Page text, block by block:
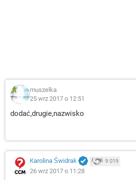
muszelka
25 wrz 2017 o 12:51
dodać,drugie,nazwisko
Karolina Świdrak 9 019
26 wrz 2017 o 11:28